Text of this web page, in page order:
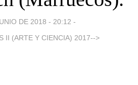
DE 2018 - 20:12 -
II (ARTE Y CIENCIA) 2017-->